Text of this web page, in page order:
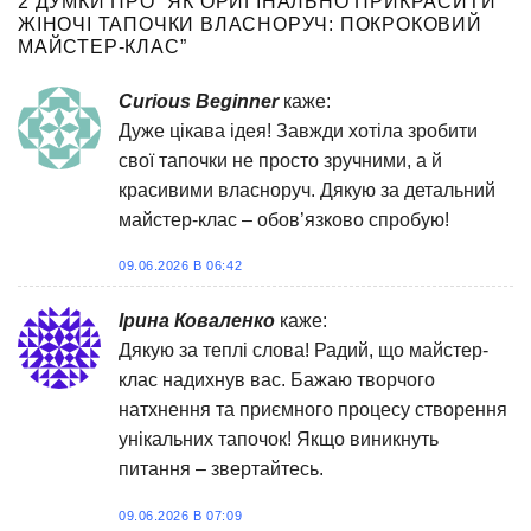
ЖІНОЧІ ТАПОЧКИ ВЛАСНОРУЧ: ПОКРОКОВИЙ
МАЙСТЕР-КЛАС”
Curious Beginner каже:
Дуже цікава ідея! Завжди хотіла зробити
свої тапочки не просто зручними, а й
красивими власноруч. Дякую за детальний
майстер-клас – обов’язково спробую!
09.06.2026 В 06:42
Ірина Коваленко каже:
Дякую за теплі слова! Радий, що майстер-
клас надихнув вас. Бажаю творчого
натхнення та приємного процесу створення
унікальних тапочок! Якщо виникнуть
питання – звертайтесь.
09.06.2026 В 07:09